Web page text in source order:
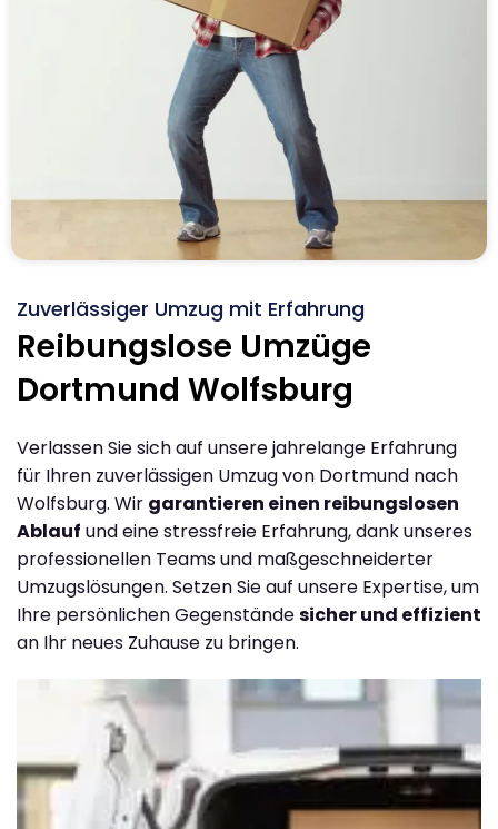
Zuverlässiger Umzug mit Erfahrung
Reibungslose Umzüge
Dortmund Wolfsburg
Verlassen Sie sich auf unsere jahrelange Erfahrung
für Ihren zuverlässigen Umzug von Dortmund nach
Wolfsburg. Wir garantieren einen reibungslosen
Ablauf und eine stressfreie Erfahrung, dank unseres
professionellen Teams und maßgeschneiderter
Umzugslösungen. Setzen Sie auf unsere Expertise, um
Ihre persönlichen Gegenständesicher und effizient
an Ihr neues Zuhause zu bringen.